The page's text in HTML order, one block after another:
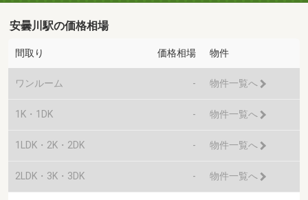
安曇川駅の価格相場
間取り 価格相場 物件
ワンルーム - 物件一覧へ
1K・1DK - 物件一覧へ
1LDK・2K・2DK - 物件一覧へ
2LDK・3K・3DK - 物件一覧へ